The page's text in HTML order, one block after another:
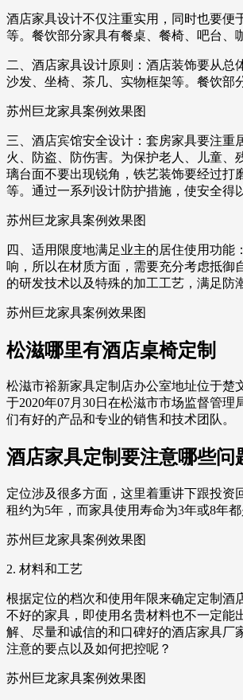
酒店家具设计不仅注重实用，同时也要便
等。餐饮部分家具有餐桌、餐椅、吧台、
二、酒店家具设计原则：酒店装饰要从总
沙发、坐椅、茶几、实物框架等。餐饮部
苏州巨龙家具案例效果图
三、酒店宾馆安全设计：套房家具要注
火、防盗、防伤害。为保护老人、儿童、
璃台面不要出现锐角，铁艺装饰要经过打
等。通过一系列设计防护措施，使安全得
苏州巨龙家具案例效果图
四、适用限度地满足业主的居住使用功
响，所以在材质方面，需要充分考虑抵
的研发技术以及特殊的加工工艺，满足防
苏州巨龙家具案例效果图
松滋哪里有酒店桌椅定制
松滋市裕新家具定制店办公室地址位于楚
于2020年07月30日在松滋市市场监督管
们有好的产品和专业的销售和技术团队。
酒店家具定制要注意哪些问
定位涉及很多方面，这里着重讲下跟投
租约为5年，而家具使用寿命为3年或8年都
苏州巨龙家具案例效果图
2. 材料和工艺
根据定位的档次和使用年限来确定定制酒
不好的家具，即使用名贵材料也不一定能
解、尽量和诚信的和口碑好的酒店家具厂
注意的要点以及如何把控呢？
苏州巨龙家具案例效果图